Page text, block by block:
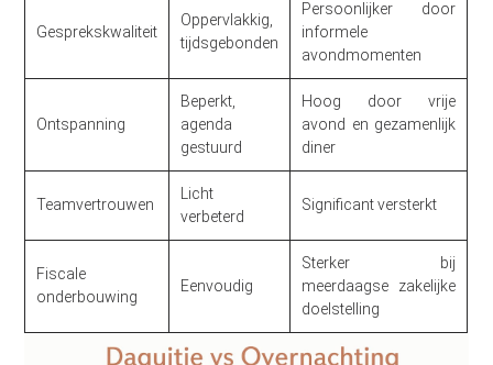
Gesprekskwaliteit
Oppervlakkig,
tijdsgebonden
Persoonlijker door
informele
avondmomenten
Ontspanning
Beperkt,
agenda
gestuurd
Hoog door vrije
avond en gezamenlijk
diner
Teamvertrouwen
Licht
verbeterd
Significant versterkt
Fiscale
onderbouwing
Eenvoudig
Sterker bij
meerdaagse zakelijke
doelstelling